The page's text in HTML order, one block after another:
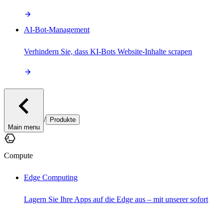
AI-Bot-Management
Verhindern Sie, dass KI-Bots Website-Inhalte scrapen
Main menu
/ Produkte
Compute
Edge Computing
Lagern Sie Ihre Apps auf die Edge aus – mit unserer sofort